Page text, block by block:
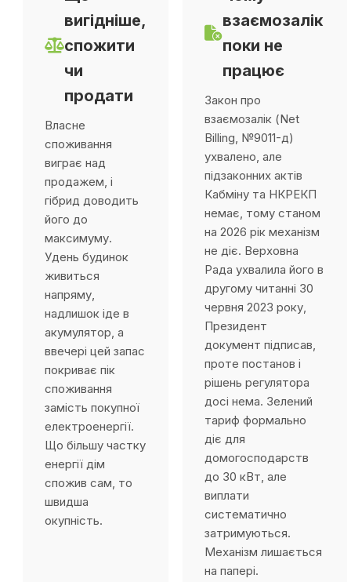
вигідніше,
спожити
чи
продати
Власне
споживання
виграє над
продажем, і
гібрид доводить
його до
максимуму.
Удень будинок
живиться
напряму,
надлишок іде в
акумулятор, а
ввечері цей запас
покриває пік
споживання
замість покупної
електроенергії.
Що більшу частку
енергії дім
спожив сам, то
швидша
окупність.
взаємозалік
поки не
працює
Закон про
взаємозалік (Net
Billing, №9011-д)
ухвалено, але
підзаконних актів
Кабміну та НКРЕКП
немає, тому станом
на 2026 рік механізм
не діє. Верховна
Рада ухвалила його в
другому читанні 30
червня 2023 року,
Президент
документ підписав,
проте постанов і
рішень регулятора
досі нема. Зелений
тариф формально
діє для
домогосподарств
до 30 кВт, але
виплати
систематично
затримуються.
Механізм лишається
на папері.